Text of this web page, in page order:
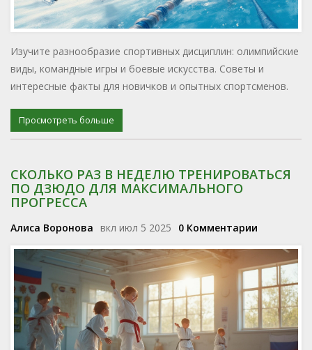
Изучите разнообразие спортивных дисциплин: олимпийские
виды, командные игры и боевые искусства. Советы и
интересные факты для новичков и опытных спортсменов.
Просмотреть больше
СКОЛЬКО РАЗ В НЕДЕЛЮ ТРЕНИРОВАТЬСЯ
ПО ДЗЮДО ДЛЯ МАКСИМАЛЬНОГО
ПРОГРЕССА
Алиса Воронова вкл июл 5 2025 0 Комментарии